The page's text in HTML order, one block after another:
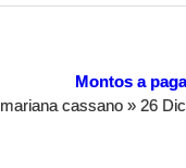
Montos a
mariana cassano» 26